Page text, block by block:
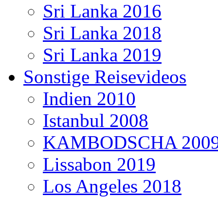
Sri Lanka 2016
Sri Lanka 2018
Sri Lanka 2019
Sonstige Reisevideos
Indien 2010
Istanbul 2008
KAMBODSCHA
Lissabon 2019
Los Angeles 2018